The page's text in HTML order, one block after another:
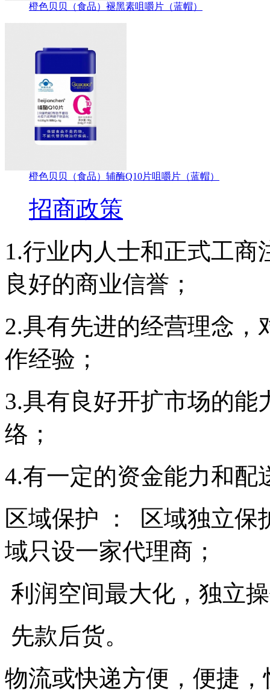
橙色贝贝（食品）褪黑素咀嚼片（蓝帽）
橙色贝贝（食品）辅酶Q10片咀嚼片（蓝帽）
招商政策
1.行业内人士和正式工
良好的商业信誉；
2.具有先进的经营理念
作经验；
3.具有良好开扩市场的
络；
4.有一定的资金能力和配
区域保护 ： 区域独立
域只设一家代理商；
利润空间最大化，独立
先款后货。
物流或快递方便，便捷，